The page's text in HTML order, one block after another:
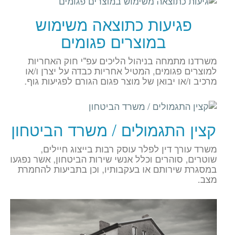
פגיעות כתוצאה משימוש
במוצרים פגומים
משרדנו מתמחה בניהול הליכים עפ"י חוק האחריות
למוצרים פגומים, המטיל אחריות כבדה על יצרן ו/או
מרכיב ו/או יבואן של מוצר פגום הגורם לפגיעות גוף.
קצין התגמולים / משרד הביטחון
משרד עורך דין לפלר עוסק רבות בייצוג חיילים,
שוטרים, סוהרים וכלל אנשי שירות הביטחון, אשר נפגעו
במסגרת שירותם או בעקבותיו, וכן בתביעות להחמרת
מצב.